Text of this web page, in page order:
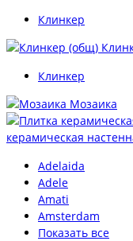
Клинкер
Клинкер
Мозаика
керамическая
Adelaida
Adele
Amati
Amsterdam
Показать все